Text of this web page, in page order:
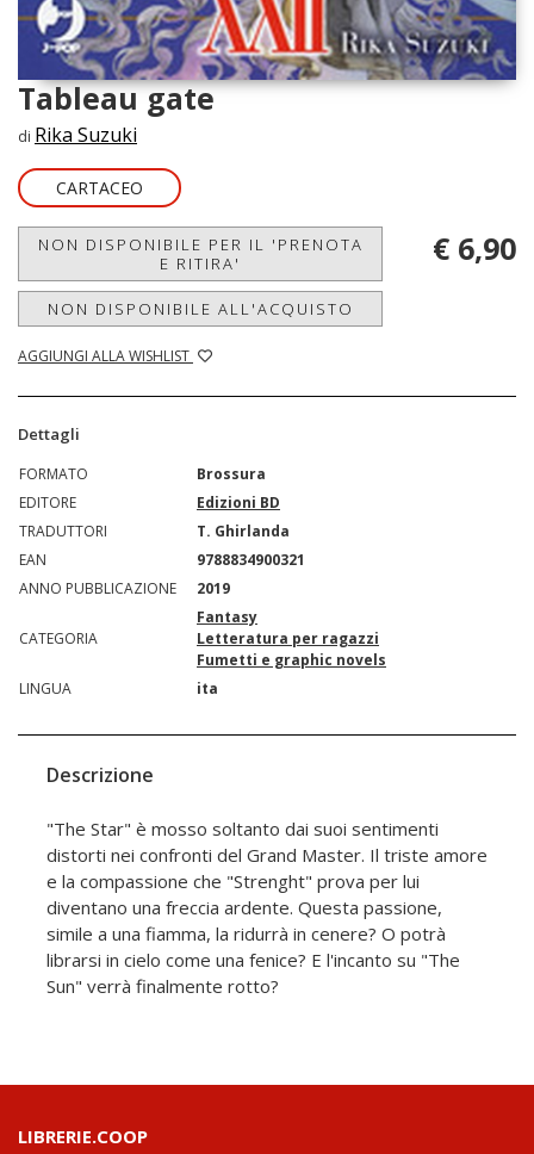
Tableau gate
di Rika Suzuki
CARTACEO
NON DISPONIBILE PER IL 'PRENOTA
E RITIRA'
NON DISPONIBILE ALL'ACQUISTO
AGGIUNGI ALLA WISHLIST
€ 6,90
Dettagli
FORMATO
Brossura
EDITORE
Edizioni BD
TRADUTTORI
T. Ghirlanda
EAN
9788834900321
ANNO PUBBLICAZIONE
2019
CATEGORIA
Fantasy
Letteratura per ragazzi
Fumetti e graphic novels
LINGUA
ita
Descrizione
"The Star" è mosso soltanto dai suoi sentimenti
distorti nei confronti del Grand Master. Il triste amore
e la compassione che "Strenght" prova per lui
diventano una freccia ardente. Questa passione,
simile a una fiamma, la ridurrà in cenere? O potrà
librarsi in cielo come una fenice? E l'incanto su "The
Sun" verrà finalmente rotto?
LIBRERIE.COOP